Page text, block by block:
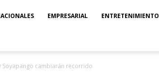
EMPRESARIAL ENTRETENIMIENTO
Soyapango cambiarán recorrido